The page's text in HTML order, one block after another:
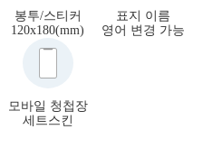
봉투/스티커
120x180(mm)
표지 이름
영어 변경 가능
모바일 청첩장
세트스킨